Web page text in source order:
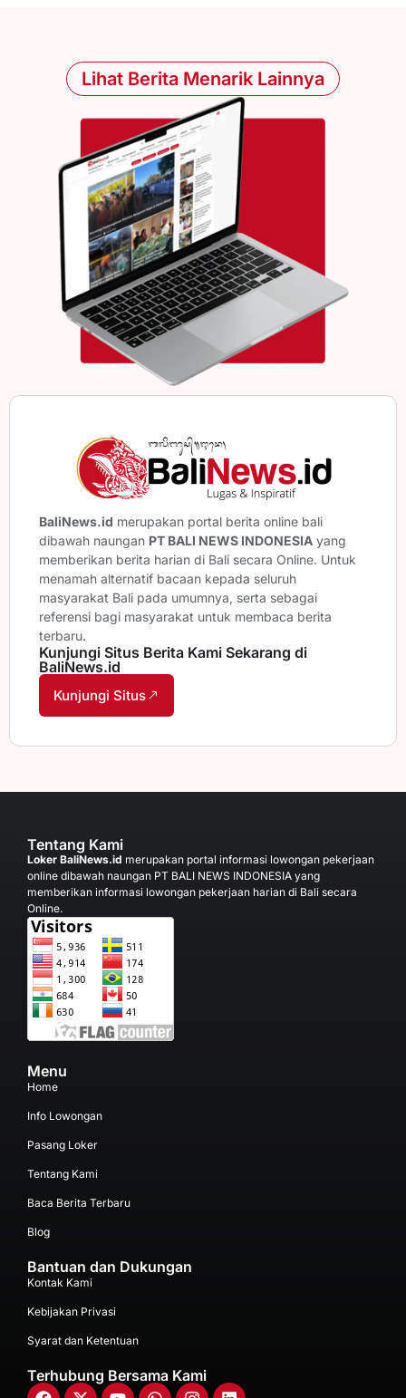
Lihat Berita Menarik Lainnya
BaliNews.id merupakan portal berita online bali
dibawah naungan PT BALI NEWS INDONESIA yang
memberikan berita harian di Bali secara Online. Untuk
menamah alternatif bacaan kepada seluruh
masyarakat Bali pada umumnya, serta sebagai
referensi bagi masyarakat untuk membaca berita
terbaru.
Kunjungi Situs Berita Kami Sekarang di
BaliNews.id
Kunjungi Situs
Tentang Kami
Loker BaliNews.id merupakan portal informasi lowongan pekerjaan
online dibawah naungan PT BALI NEWS INDONESIA yang
memberikan informasi lowongan pekerjaan harian di Bali secara
Online.
Menu
Home
Info Lowongan
Pasang Loker
Tentang Kami
Baca Berita Terbaru
Blog
Bantuan dan Dukungan
Kontak Kami
Kebijakan Privasi
Syarat dan Ketentuan
Terhubung Bersama Kami